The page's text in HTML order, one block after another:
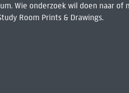
Wie onderzoek wil doen naar of
Room Prints & Drawings.